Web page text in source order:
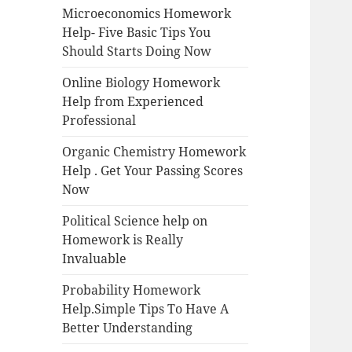
Microeconomics Homework
Help- Five Basic Tips You
Should Starts Doing Now
Online Biology Homework
Help from Experienced
Professional
Organic Chemistry Homework
Help . Get Your Passing Scores
Now
Political Science help on
Homework is Really
Invaluable
Probability Homework
Help.Simple Tips To Have A
Better Understanding